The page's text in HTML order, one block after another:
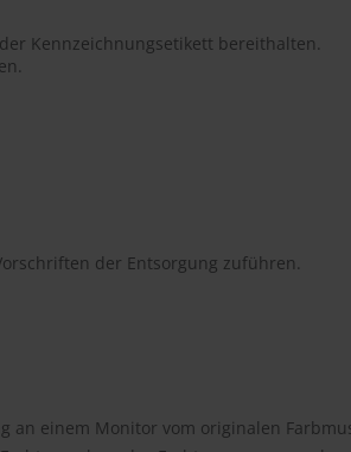
Kennzeichnungsetikett bereithalten.
der Entsorgung zuführen.
an einem Monitor vom originalen